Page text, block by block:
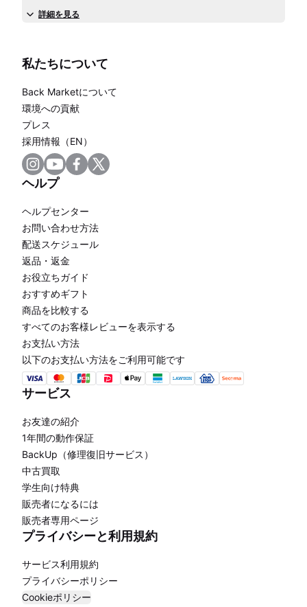
詳細を見る
私たちについて
Back Marketについて
環境への貢献
プレス
採用情報（EN）
ヘルプ
ヘルプセンター
お問い合わせ方法
配送スケジュール
返品・返金
お役立ちガイド
おすすめギフト
商品を比較する
すべてのお客様レビューを表示する
お支払い方法
以下のお支払い方法をご利用可能です
サービス
お友達の紹介
1年間の動作保証
BackUp（修理復旧サービス）
中古買取
学生向け特典
販売者になるには
販売者専用ページ
プライバシーと利用規約
サービス利用規約
プライバシーポリシー
Cookieポリシー